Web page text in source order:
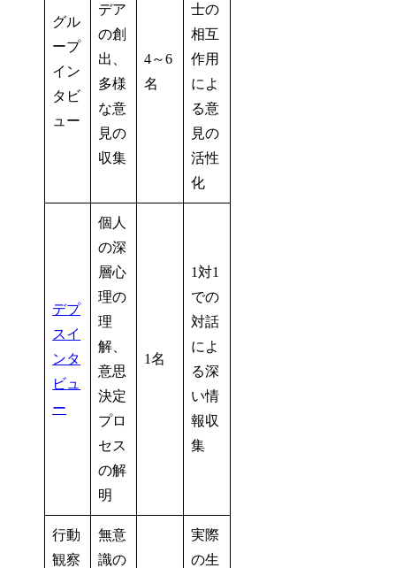
グル
ープ
イン
タビ
ュー
デア
の創
出、
多様
な意
見の
収集
4～6
名
士の
相互
作用
によ
る意
見の
活性
化
デプ
スイ
ンタ
ビュ
ー
個人
の深
層心
理の
理
解、
意思
決定
プロ
セス
の解
明
1名
1対1
での
対話
によ
る深
い情
報収
集
行動
観察
無意
識の
実際
の生